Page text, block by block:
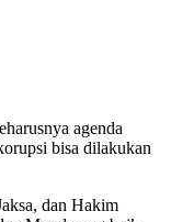
agenda
bisa dilakukan
dan Hakim